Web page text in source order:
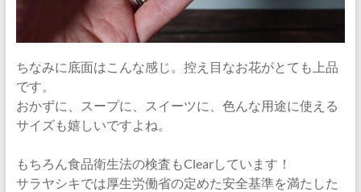
ちなみに底面はこんな感じ。控え目なお花がとても上品
です。
おかずに、スープに、スイーツに、色んな用途に使える
サイズも嬉しいですよね。
もちろん食品衛生法の検査もClearしています！
サラヤシキでは厚生労働省の定めた安全基準を満たした